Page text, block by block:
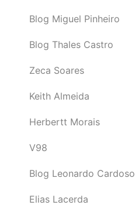
Blog Miguel Pinheiro
Blog Thales Castro
Zeca Soares
Keith Almeida
Herbertt Morais
V98
Blog Leonardo Cardoso
Elias Lacerda